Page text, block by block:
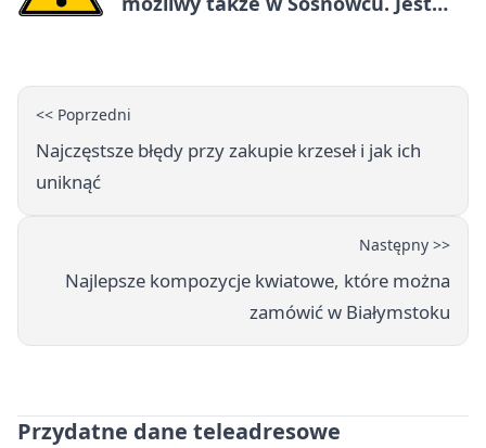
<< Poprzedni
Najczęstsze błędy przy zakupie krzeseł i jak ich
uniknąć
Następny >>
Najlepsze kompozycje kwiatowe, które można
zamówić w Białymstoku
Przydatne dane teleadresowe